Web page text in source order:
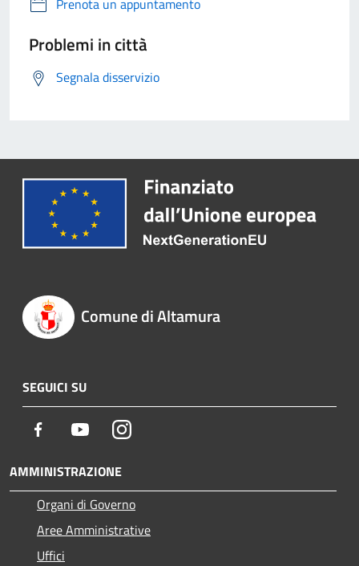
Prenota un appuntamento
Problemi in città
Segnala disservizio
Comune di Altamura
SEGUICI SU
Facebook YoutubeInstagram
AMMINISTRAZIONE
Organi di Governo
Aree Amministrative
Uffici